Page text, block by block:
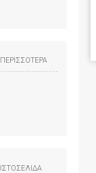
ΠΕΡΙΣΣΟΤΕΡΑ
ΙΣΤΟΣΕΛΙΔΑ